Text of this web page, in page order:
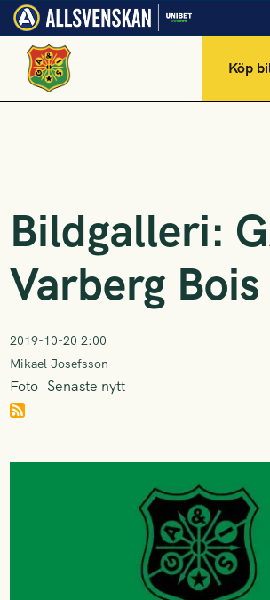
Köp
Bildgalleri:
Varberg Bois
2019-10-20 2:00
Mikael Josefsson
Foto Senaste nytt